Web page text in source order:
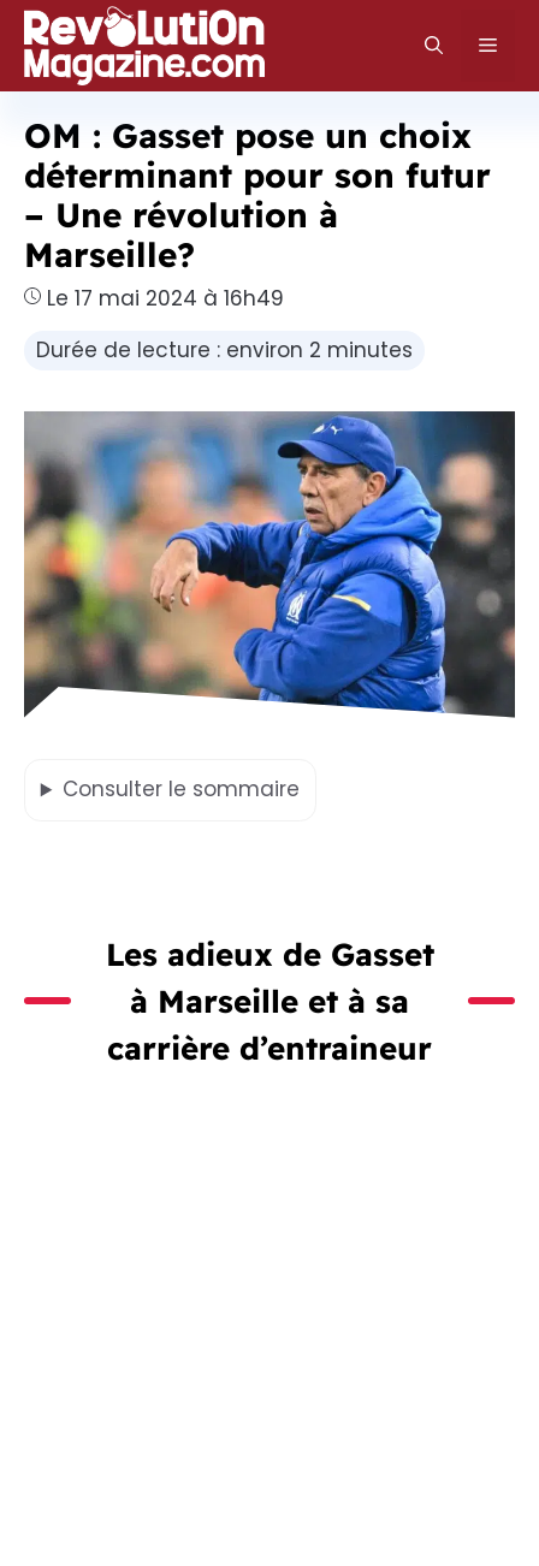
Aller
au
contenu
OM : Gasset pose un choix
déterminant pour son futur
– Une révolution à
Marseille?
Le 17 mai 2024 à 16h49
Durée de lecture : environ 2 minutes
Consulter le sommaire
Les adieux de Gasset
à Marseille et à sa
carrière d’entraineur